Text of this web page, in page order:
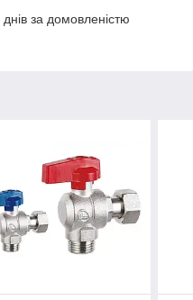
за домовленістю